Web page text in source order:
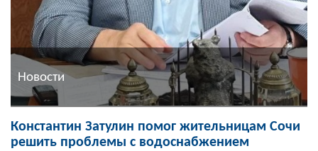
Новости
Константин Затулин помог жительницам Сочи
решить проблемы с водоснабжением